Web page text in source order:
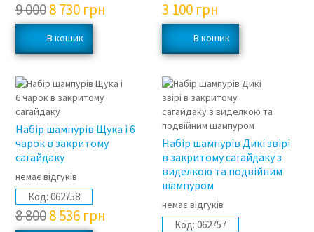
9 0008 730 грн 3 100 грн
3%
Набір шампурів Щука і 6
чарок в закритому
сагайдаку
немає відгуків
Код: 062758
8 8008 536 грн
Набір шампурів Дикі звірі
в закритому сагайдаку з
виделкою та подвійним
шампуром
немає відгуків
Код: 062757